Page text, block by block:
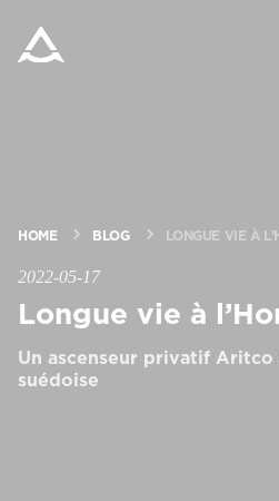
PRODUITS
PROFESSIONNEL
HOME BLOG LONGUE VIE À
2022-05-17
Longue vie à
Un ascenseur privatif
suédoise